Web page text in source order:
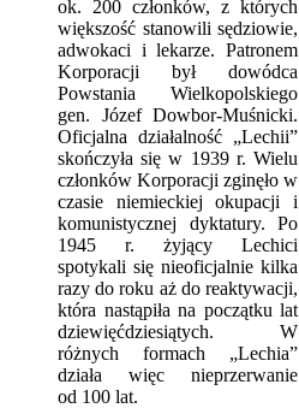
ok. 200 członków, z których
większość stanowili sędziowie,
adwokaci i lekarze. Patronem
Korporacji był dowódca
Powstania Wielkopolskiego
gen. Józef Dowbor-Muśnicki.
Oficjalna działalność „Lechii”
skończyła się w 1939 r. Wielu
członków Korporacji zginęło w
czasie niemieckiej okupacji i
komunistycznej dyktatury. Po
1945 r. żyjący Lechici
spotykali się nieoficjalnie kilka
razy do roku aż do reaktywacji,
która nastąpiła na początku lat
dziewięćdziesiątych. W
różnych formach „Lechia”
działa więc nieprzerwanie
od 100 lat.